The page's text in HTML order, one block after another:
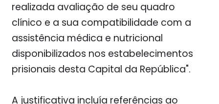
realizada avaliação de seu quadro
clínico e a sua compatibilidade com a
assistência médica e nutricional
disponibilizados nos estabelecimentos
prisionais desta Capital da República".
A justificativa incluía referências ao